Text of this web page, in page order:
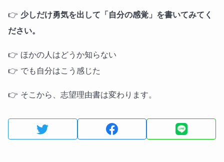
👉 少しだけ勇気を出して「自分の感覚」を書いてみてく
ださい。
👉 ほかの人はどうか知らない
👉 でも自分はこう感じた
👉 そこから、志望理由書は変わります。